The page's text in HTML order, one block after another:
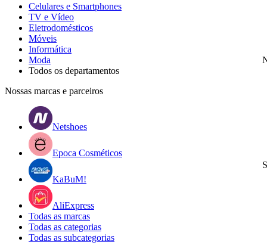
Celulares e Smartphones
TV e Vídeo
Eletrodomésticos
Móveis
Informática
Moda
Todos os departamentos
Nossas marcas e parceiros
Netshoes
Epoca Cosméticos
KaBuM!
AliExpress
Todas as marcas
Todas as categorias
Todas as subcategorias